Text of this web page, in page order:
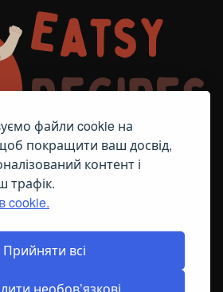
файли cookie на
покращити ваш досвід,
контент і
трафік.
cookie.
Прийняти всі
ЩОДО ФАЙЛІВ COOKIE